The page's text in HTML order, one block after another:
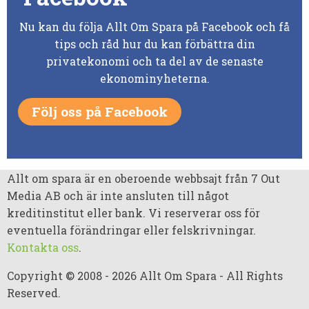
Nu kan du följa Allt Om Spara på Facebook och få
tips och råd hur du kan förbättra din
privatekonomi och ta del av de senaste
ekonominyheterna.
Följ oss på Facebook
Allt om spara är en oberoende webbsajt från 7 Out
Media AB och är inte ansluten till något
kreditinstitut eller bank. Vi reserverar oss för
eventuella förändringar eller felskrivningar.
Kontakta oss.
Copyright © 2008 - 2026 Allt Om Spara - All Rights
Reserved.